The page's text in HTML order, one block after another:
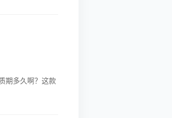
期多久啊？这款